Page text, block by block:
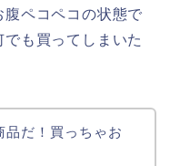
ペコペコの状態で
も買ってしまいた
品だ！買っちゃお